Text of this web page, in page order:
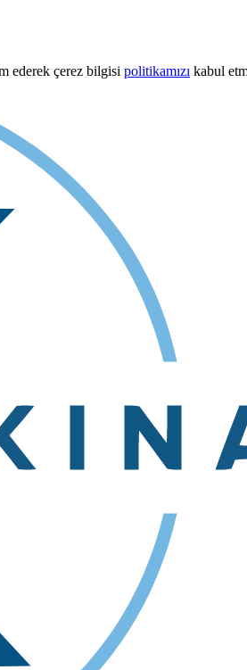
ederek çerez bilgisi politikamızı kabul